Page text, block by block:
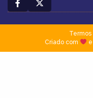
Termos|
Criado com
e